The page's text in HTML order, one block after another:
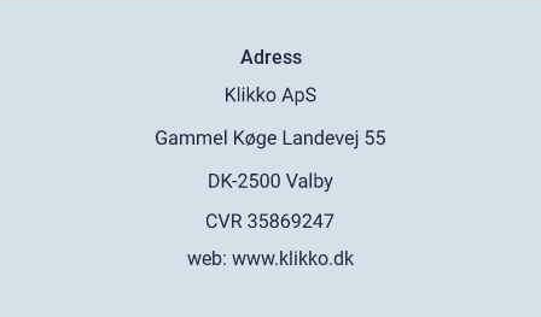
Adress
web: www.klikko.dk